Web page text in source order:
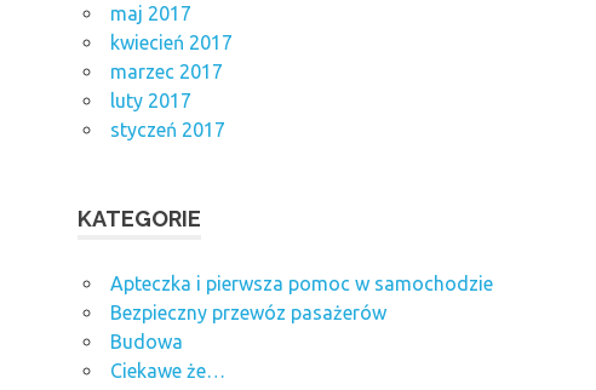
maj 2017
kwiecień 2017
marzec 2017
luty 2017
styczeń 2017
KATEGORIE
Apteczka i pierwsza pomoc w samochodzie
Bezpieczny przewóz pasażerów
Budowa
Ciekawe że…